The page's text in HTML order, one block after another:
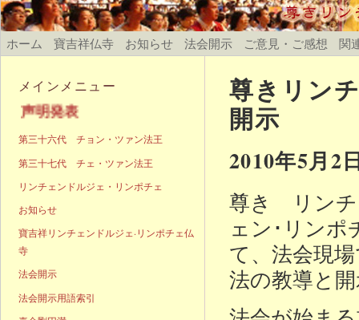
ホーム 寶吉祥仏寺 お知らせ 法会開示 ご意見・ご感想 関
尊きリン
開示
2010年5月2
尊き リンチ
ェン･リンポ
て、法会現
法の教導と
メインメニュー
第三十六代 チョン・ツァン法王
第三十七代 チェ・ツァン法王
リンチェンドルジェ・リンポチェ
お知らせ
寶吉祥リンチェンドルジェ·リンポチェ仏
寺
法会開示
法会開示用語索引